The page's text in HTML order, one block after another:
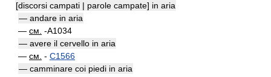
[discorsi campati | parole campate] in aria
— andare in aria
— см. -A1034
— avere il cervello in aria
— см. - C1566
— camminare coi piedi in aria